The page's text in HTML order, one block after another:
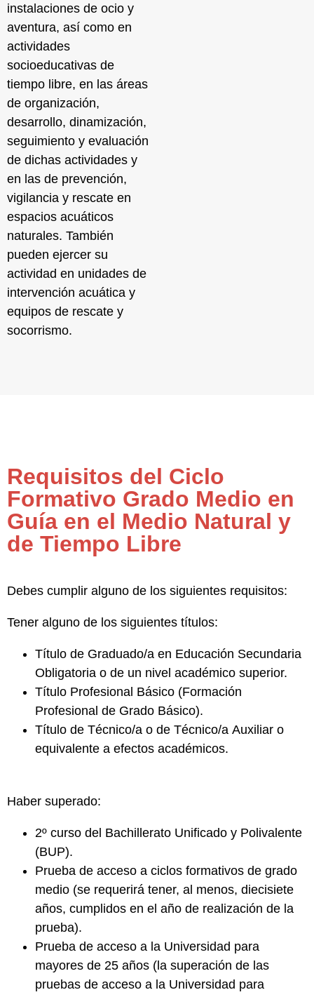
instalaciones de ocio y
aventura, así como en
actividades
socioeducativas de
tiempo libre, en las áreas
de organización,
desarrollo, dinamización,
seguimiento y evaluación
de dichas actividades y
en las de prevención,
vigilancia y rescate en
espacios acuáticos
naturales. También
pueden ejercer su
actividad en unidades de
intervención acuática y
equipos de rescate y
socorrismo.
Requisitos del Ciclo
Formativo Grado Medio en
Guía en el Medio Natural y
de Tiempo Libre
Debes cumplir alguno de los siguientes requisitos:
Tener alguno de los siguientes títulos:
Título de Graduado/a en Educación Secundaria
Obligatoria o de un nivel académico superior.
Título Profesional Básico (Formación
Profesional de Grado Básico).
Título de Técnico/a o de Técnico/a Auxiliar o
equivalente a efectos académicos.
Haber superado:
2º curso del Bachillerato Unificado y Polivalente
(BUP).
Prueba de acceso a ciclos formativos de grado
medio (se requerirá tener, al menos, diecisiete
años, cumplidos en el año de realización de la
prueba).
Prueba de acceso a la Universidad para
mayores de 25 años (la superación de las
pruebas de acceso a la Universidad para